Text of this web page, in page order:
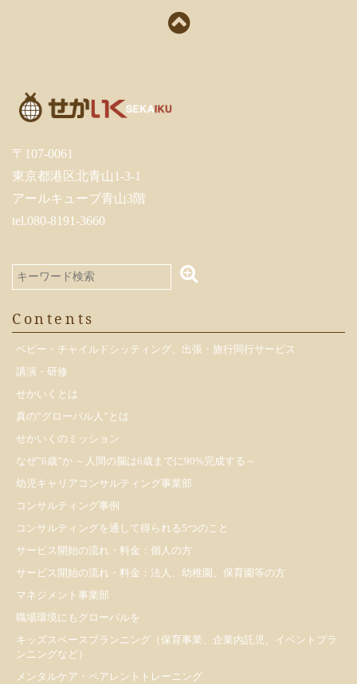
〒107-0061
東京都港区北青山1-3-1
アールキューブ青山3階
tel.080-8191-3660
Contents
ベビー・チャイルドシッティング、出張・旅行同行サービス
講演・研修
せかいくとは
真の”グローバル人”とは
せかいくのミッション
なぜ”6歳”か ～人間の脳は6歳までに90%完成する～
幼児キャリアコンサルティング事業部
コンサルティング事例
コンサルティングを通して得られる5つのこと
サービス開始の流れ・料金：個人の方
サービス開始の流れ・料金：法人、幼稚園、保育園等の方
マネジメント事業部
職場環境にもグローバルを
キッズスペースプランニング（保育事業、企業内託児、イベントプラ
ンニングなど）
メンタルケア・ペアレントトレーニング